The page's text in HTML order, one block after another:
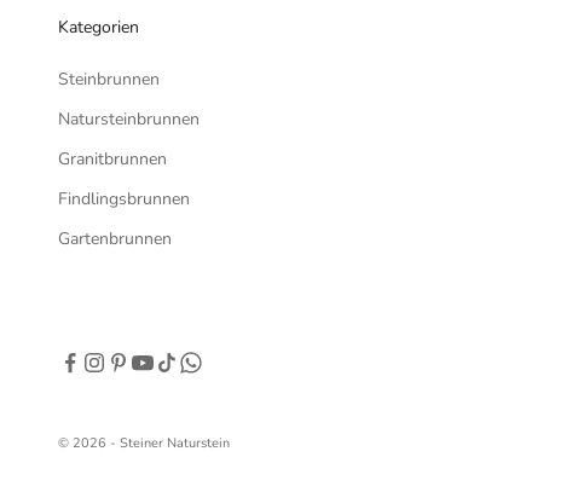
Kategorien
Steinbrunnen
Natursteinbrunnen
Granitbrunnen
Findlingsbrunnen
Gartenbrunnen
© 2026 - Steiner Naturstein